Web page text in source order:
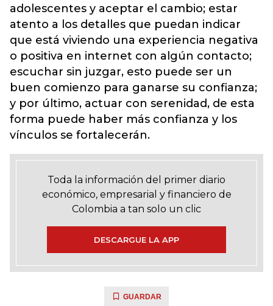
adolescentes y aceptar el cambio; estar
atento a los detalles que puedan indicar
que está viviendo una experiencia negativa
o positiva en internet con algún contacto;
escuchar sin juzgar, esto puede ser un
buen comienzo para ganarse su confianza;
y por último, actuar con serenidad, de esta
forma puede haber más confianza y los
vínculos se fortalecerán.
Toda la información del primer diario
económico, empresarial y financiero de
Colombia a tan solo un clic
DESCARGUE LA APP
GUARDAR